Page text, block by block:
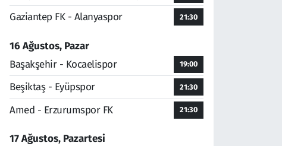
Gaziantep FK - Alanyaspor 21:30
16 Ağustos, Pazar
Başakşehir - Kocaelispor
19:00
Beşiktaş - Eyüpspor 21:30
Amed - Erzurumspor FK 21:30
17 Ağustos, Pazartesi